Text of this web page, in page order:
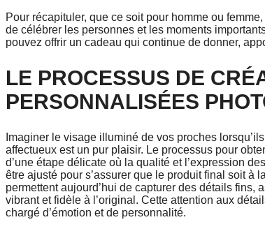
Pour récapituler, que ce soit pour homme ou
de célébrer les personnes et les moments
pouvez offrir un cadeau qui continue de donner,
LE PROCESSUS DE
PERSONNALISÉES
Imaginer le visage illuminé de vos proches
affectueux est un pur plaisir. Le processus pour
d’une étape délicate où la qualité et l’expression
être ajusté pour s’assurer que le produit final soit à
permettent aujourd’hui de capturer des détails
vibrant et fidèle à l’original. Cette attention aux
chargé d’émotion et de personnalité.